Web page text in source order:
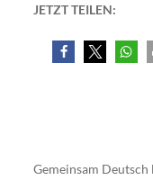
JETZT TEILEN:
Gemeinsam